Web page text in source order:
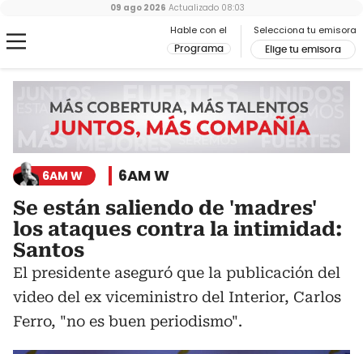
Hable con el
Programa
Selecciona tu emisora
Elige tu emisora
09 ago 2026 Actualizado 08:03
6AM W 6AM W
Se están saliendo de 'madres'
los ataques contra la intimidad:
Santos
El presidente aseguró que la publicación del
video del ex viceministro del Interior, Carlos
Ferro, "no es buen periodismo".